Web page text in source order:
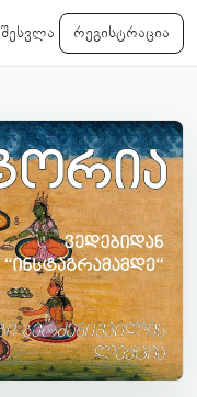
შესვლა რეგისტრაცია